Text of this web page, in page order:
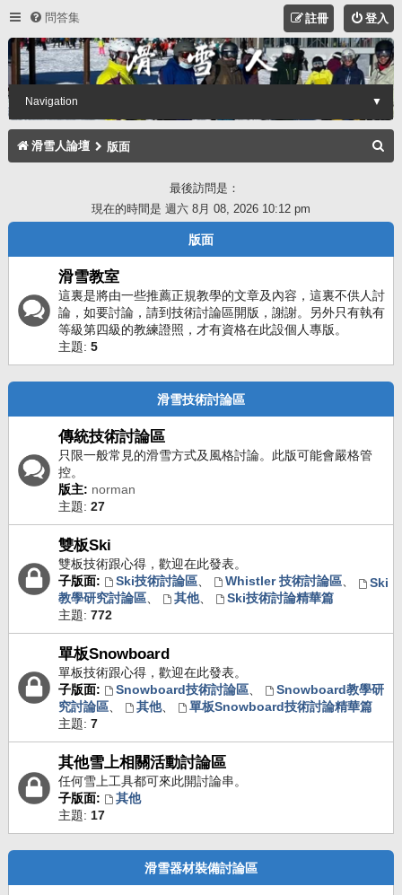
問答集 登入
註冊
Navigation ▼
滑雪人論壇 版面
最後訪問是：
現在的時間是 週六 8月 08, 2026 10:12 pm
版面
滑雪教室
這裏是將由一些推薦正規教學的文章及內容，這裏不供人討
論，如要討論，請到技術討論區開版，謝謝。另外只有執有
等級第四級的教練證照，才有資格在此設個人專版。
主題: 5
滑雪技術討論區
傳統技術討論區
只限一般常見的滑雪方式及風格討論。此版可能會嚴格管
控。
版主: norman
主題: 27
雙板Ski
雙板技術跟心得，歡迎在此發表。
子版面:
Ski技術討論區、 Whistler 技術討論區、
Ski
教學研究討論區
其他、
Ski技術討論精華篇
主題: 772
單板Snowboard
單板技術跟心得，歡迎在此發表。
子版面:
Snowboard技術討論區、
Snowboard教學研
究討論區
其他、
單板Snowboard技術討論精華篇
主題: 7
其他雪上相關活動討論區
任何雪上工具都可來此開討論串。
子版面:
其他
主題: 17
滑雪器材裝備討論區